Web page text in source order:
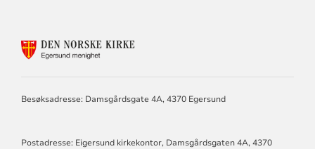
Besøksadresse: Damsgårdsgate 4A, 4370 Egersund
Postadresse: Eigersund kirkekontor, Damsgårdsgaten 4A, 4370